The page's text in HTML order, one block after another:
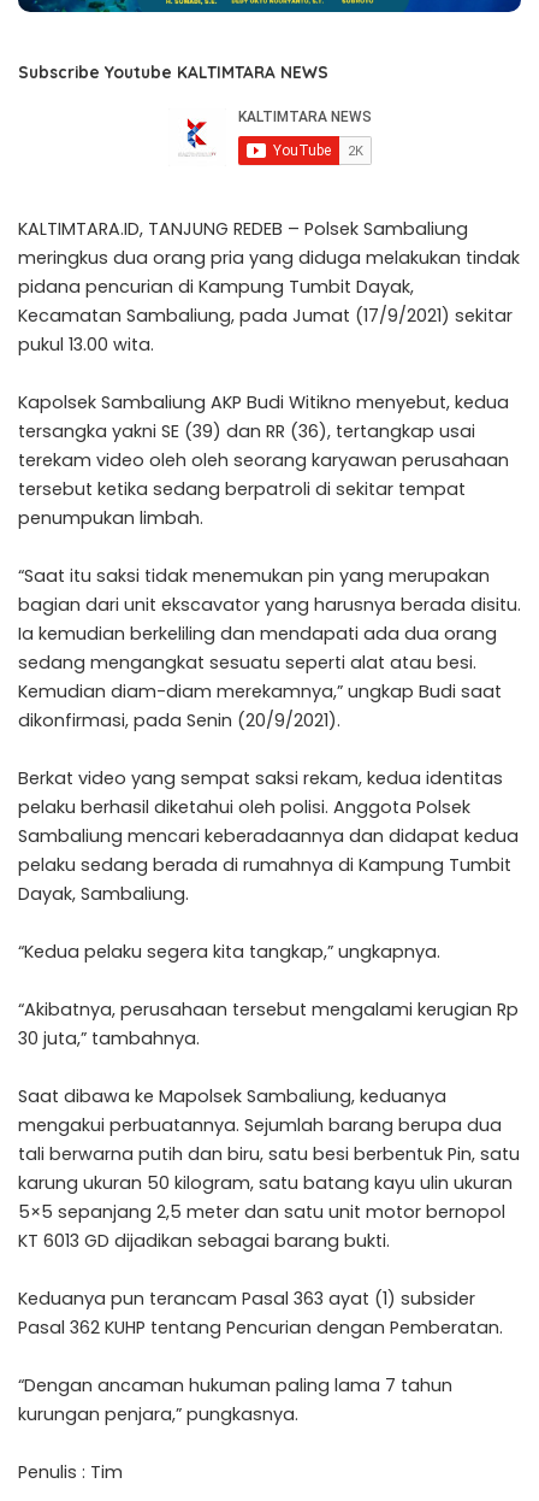
Subscribe Youtube KALTIMTARA NEWS
KALTIMTARA.ID, TANJUNG REDEB – Polsek Sambaliung
meringkus dua orang pria yang diduga melakukan tindak
pidana pencurian di Kampung Tumbit Dayak,
Kecamatan Sambaliung, pada Jumat (17/9/2021) sekitar
pukul 13.00 wita.
Kapolsek Sambaliung AKP Budi Witikno menyebut, kedua
tersangka yakni SE (39) dan RR (36), tertangkap usai
terekam video oleh oleh seorang karyawan perusahaan
tersebut ketika sedang berpatroli di sekitar tempat
penumpukan limbah.
“Saat itu saksi tidak menemukan pin yang merupakan
bagian dari unit ekscavator yang harusnya berada disitu.
Ia kemudian berkeliling dan mendapati ada dua orang
sedang mengangkat sesuatu seperti alat atau besi.
Kemudian diam-diam merekamnya,” ungkap Budi saat
dikonfirmasi, pada Senin (20/9/2021).
Berkat video yang sempat saksi rekam, kedua identitas
pelaku berhasil diketahui oleh polisi. Anggota Polsek
Sambaliung mencari keberadaannya dan didapat kedua
pelaku sedang berada di rumahnya di Kampung Tumbit
Dayak, Sambaliung.
“Kedua pelaku segera kita tangkap,” ungkapnya.
“Akibatnya, perusahaan tersebut mengalami kerugian Rp
30 juta,” tambahnya.
Saat dibawa ke Mapolsek Sambaliung, keduanya
mengakui perbuatannya. Sejumlah barang berupa dua
tali berwarna putih dan biru, satu besi berbentuk Pin, satu
karung ukuran 50 kilogram, satu batang kayu ulin ukuran
5×5 sepanjang 2,5 meter dan satu unit motor bernopol
KT 6013 GD dijadikan sebagai barang bukti.
Keduanya pun terancam Pasal 363 ayat (1) subsider
Pasal 362 KUHP tentang Pencurian dengan Pemberatan.
“Dengan ancaman hukuman paling lama 7 tahun
kurungan penjara,” pungkasnya.
Penulis : Tim